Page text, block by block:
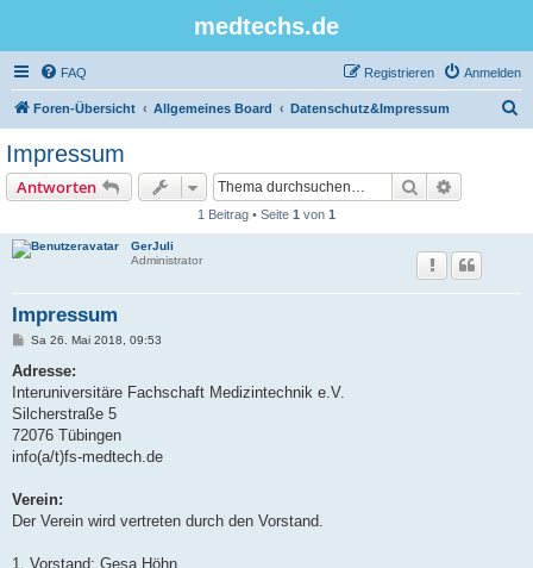
medtechs.de
FAQ Anmelden
Registrieren
Foren-Übersicht Allgemeines Board Datenschutz&Impressum
Impressum
Antworten Suche
1 Beitrag • Seite 1 von 1
GerJuli
Administrator
Impressum
B
i
r
a
Sa 26. Mai 2018, 09:53
Adresse:
Interuniversitäre Fachschaft Medizintechnik e.V.
Silcherstraße 5
72076 Tübingen
info(a/t)fs-medtech.de
Verein:
Der Verein wird vertreten durch den Vorstand.
1. Vorstand: Gesa Höhn